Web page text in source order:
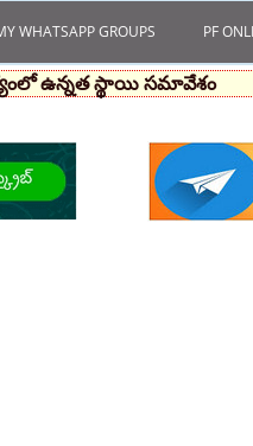
WHATSAPP GROUPS PF
ఉన్నత స్థాయి సమావేశం